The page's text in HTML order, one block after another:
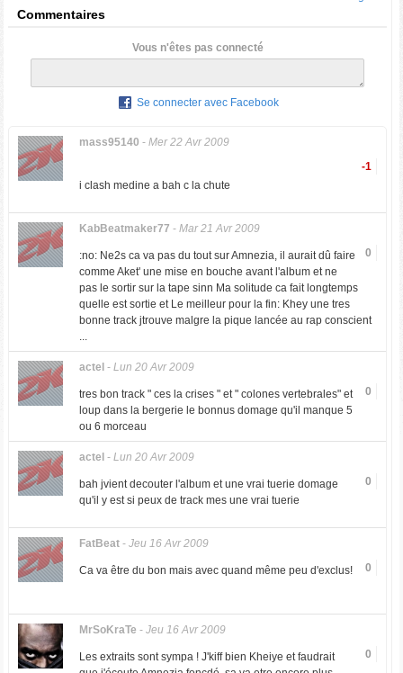
Commentaires
Vous n'êtes pas connecté
Se connecter avec Facebook
mass95140 - Mer 22 Avr 2009
-1
i clash medine a bah c la chute
KabBeatmaker77 - Mar 21 Avr 2009
0
:no: Ne2s ca va pas du tout sur Amnezia, il aurait dû faire
comme Aket' une mise en bouche avant l'album et ne
pas le sortir sur la tape sinn Ma solitude ca fait longtemps
quelle est sortie et Le meilleur pour la fin: Khey une tres
bonne track jtrouve malgre la pique lancée au rap conscient
...
actel - Lun 20 Avr 2009
0
tres bon track " ces la crises " et " colones vertebrales" et
loup dans la bergerie le bonnus domage qu'il manque 5
ou 6 morceau
actel - Lun 20 Avr 2009
0
bah jvient decouter l'album et une vrai tuerie domage
qu'il y est si peux de track mes une vrai tuerie
FatBeat- Jeu 16 Avr 2009
0
Ca va être du bon mais avec quand même peu d'exclus!
MrSoKraTe - Jeu 16 Avr 2009
0
Les extraits sont sympa ! J'kiff bien Kheiye et faudrait